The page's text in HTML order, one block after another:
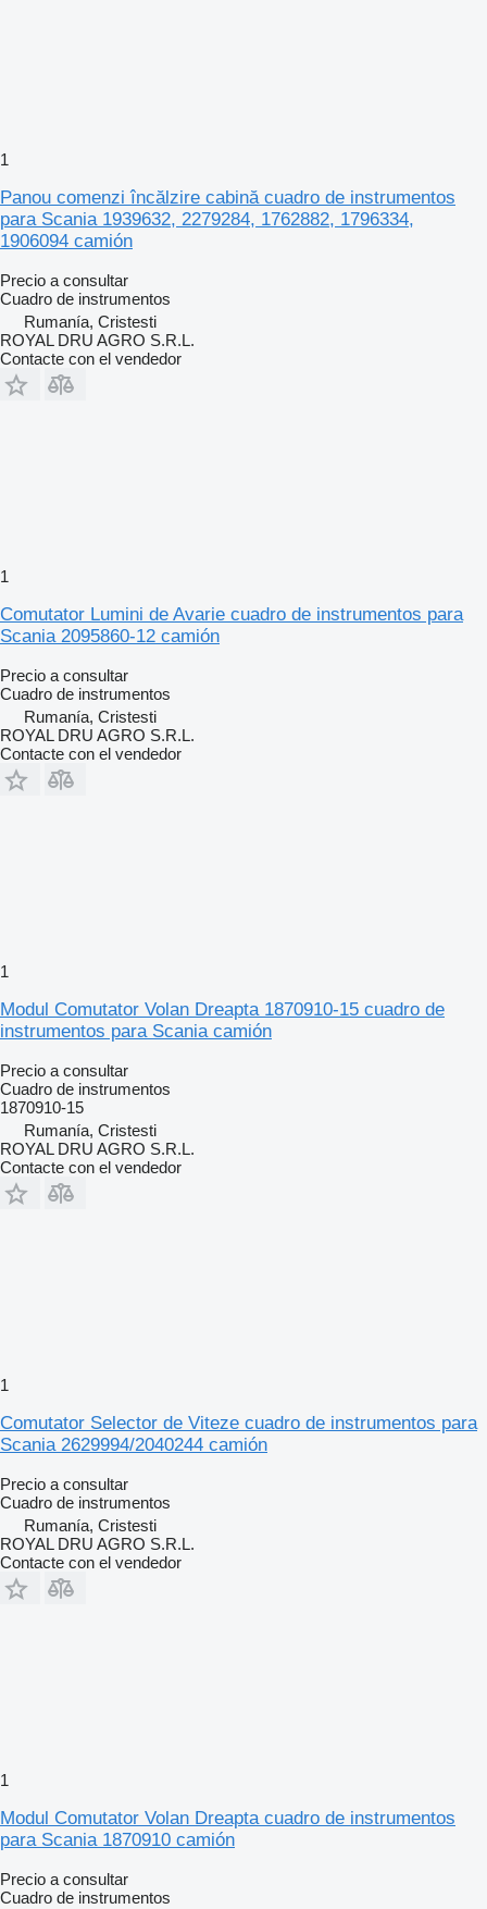
1
Panou comenzi încălzire cabină cuadro de instrumentos
para Scania 1939632, 2279284, 1762882, 1796334,
1906094 camión
Precio a consultar
Cuadro de instrumentos
Rumanía, Cristesti
ROYAL DRU AGRO S.R.L.
Contacte con el vendedor
1
Comutator Lumini de Avarie cuadro de instrumentos para
Scania 2095860-12 camión
Precio a consultar
Cuadro de instrumentos
Rumanía, Cristesti
ROYAL DRU AGRO S.R.L.
Contacte con el vendedor
1
Modul Comutator Volan Dreapta 1870910-15 cuadro de
instrumentos para Scania camión
Precio a consultar
Cuadro de instrumentos
1870910-15
Rumanía, Cristesti
ROYAL DRU AGRO S.R.L.
Contacte con el vendedor
1
Comutator Selector de Viteze cuadro de instrumentos para
Scania 2629994/2040244 camión
Precio a consultar
Cuadro de instrumentos
Rumanía, Cristesti
ROYAL DRU AGRO S.R.L.
Contacte con el vendedor
1
Modul Comutator Volan Dreapta cuadro de instrumentos
para Scania 1870910 camión
Precio a consultar
Cuadro de instrumentos